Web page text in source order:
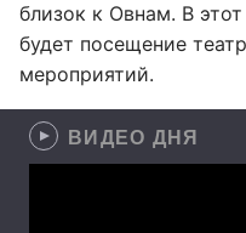
близок к Овнам. В
будет посещение
мероприятий.
ВИДЕО ДНЯ